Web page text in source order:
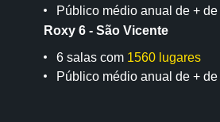
Público médio anual de + de
Roxy 6 - São Vicente
6 salas com 1560 lugares
Público médio anual de + de